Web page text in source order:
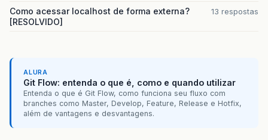
Como acessar localhost de forma externa?
[RESOLVIDO]
13 respostas
ALURA
Git Flow: entenda o que é, como e quando utilizar
Entenda o que é Git Flow, como funciona seu fluxo com
branches como Master, Develop, Feature, Release e Hotfix,
além de vantagens e desvantagens.